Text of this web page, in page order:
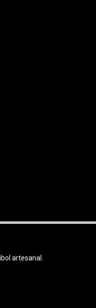
artesanal.